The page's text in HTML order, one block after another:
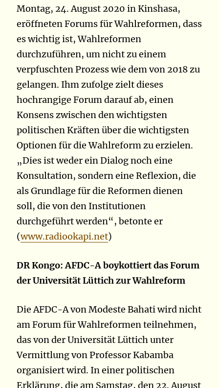
Montag, 24. August 2020 in Kinshasa,
eröffneten Forums für Wahlreformen, dass
es wichtig ist, Wahlreformen
durchzuführen, um nicht zu einem
verpfuschten Prozess wie dem von 2018 zu
gelangen. Ihm zufolge zielt dieses
hochrangige Forum darauf ab, einen
Konsens zwischen den wichtigsten
politischen Kräften über die wichtigsten
Optionen für die Wahlreform zu erzielen.
„Dies ist weder ein Dialog noch eine
Konsultation, sondern eine Reflexion, die
als Grundlage für die Reformen dienen
soll, die von den Institutionen
durchgeführt werden“, betonte er
(www.radiookapi.net)
DR Kongo: AFDC-A boykottiert das Forum
der Universität Lüttich zur Wahlreform
Die AFDC-A von Modeste Bahati wird nicht
am Forum für Wahlreformen teilnehmen,
das von der Universität Lüttich unter
Vermittlung von Professor Kabamba
organisiert wird. In einer politischen
Erklärung, die am Samstag, den 22. August